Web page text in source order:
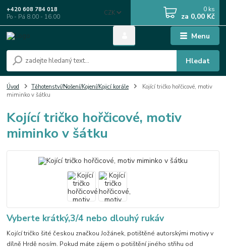
Menu
CZK
Hledat
+420 608 784 018
Po - Pá 8.00 - 16.00
0 ks
za 0,00 Kč
Úvod Těhotenství/Nošení/Kojení/Kojicí korále
Kojící tričko hořčicové, motiv
miminko v šátku
Kojící tričko hořčicové, motiv
miminko v šátku
Vyberte krátký,3/4 nebo dlouhý rukáv
Kojící tričko šité českou značkou Jožánek, potištěné autorskými motivy v
dílně Hrdě nosím. Pokud máte zájem o potištění jiného střihu od